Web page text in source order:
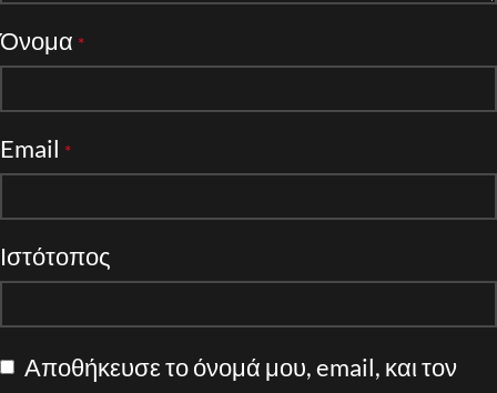
Όνομα *
Email *
Ιστότοπος
Αποθήκευσε το όνομά μου, email, και τον